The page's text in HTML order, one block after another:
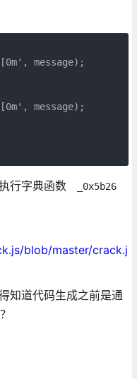
message);
message);
行字典函数
_0x5b26
blob/master/crack.j
知道代码生成之前是通